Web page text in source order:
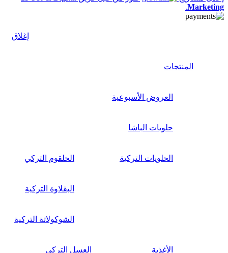
Marketing
.
إغلاق
المنتجات
العروض الأسبوعية
حلويات الباشا
الحلويات التركية الحلقوم التركي
البقلاوة التركية
الشوكولاتة التركية
الأغذية العسل التركي